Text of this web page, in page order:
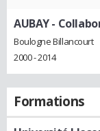
AUBAY-
Boulogne Billancourt
2000 - 2014
Formations